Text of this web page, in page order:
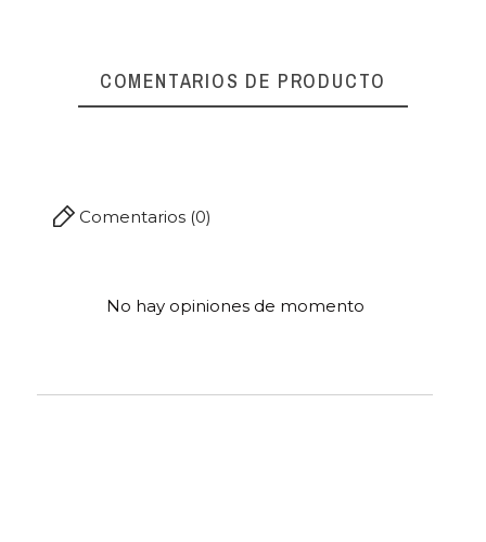
Referencia07891
COMENTARIOS DE PRODUCTO
Comentarios (0)
No hay opiniones de momento